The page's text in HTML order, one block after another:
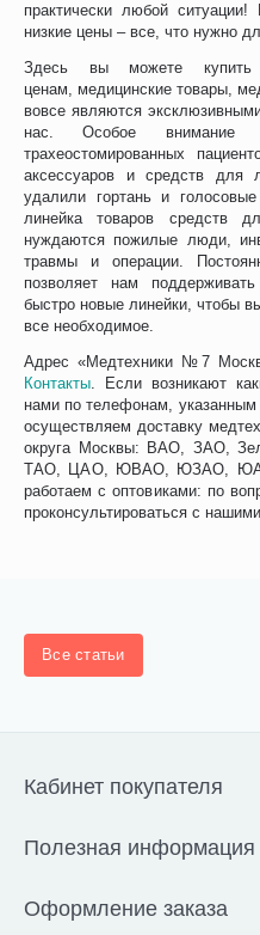
практически любой
низкие цены – все, что нужно
Здесь вы можете купить
ценам, медицинские товары,
вовсе являются
нас. Особое внимание
трахеостомированных
аксессуаров и средств для
удалили гортань и
линейка товаров средств
нуждаются пожилые люди,
травмы и операции.
позволяет нам
быстро новые линейки, чтобы
все необходимое.
Адрес «Медтехники №7
Контакты. Если возникают
нами по телефонам,
осуществляем доставку
округа Москвы: ВАО, ЗАО,
ТАО, ЦАО, ЮВАО, ЮЗАО, ЮАО.
работаем с оптовиками: по
проконсультироваться с
Все статьи
Кабинет покупателя
Полезная информация
Оформление заказа